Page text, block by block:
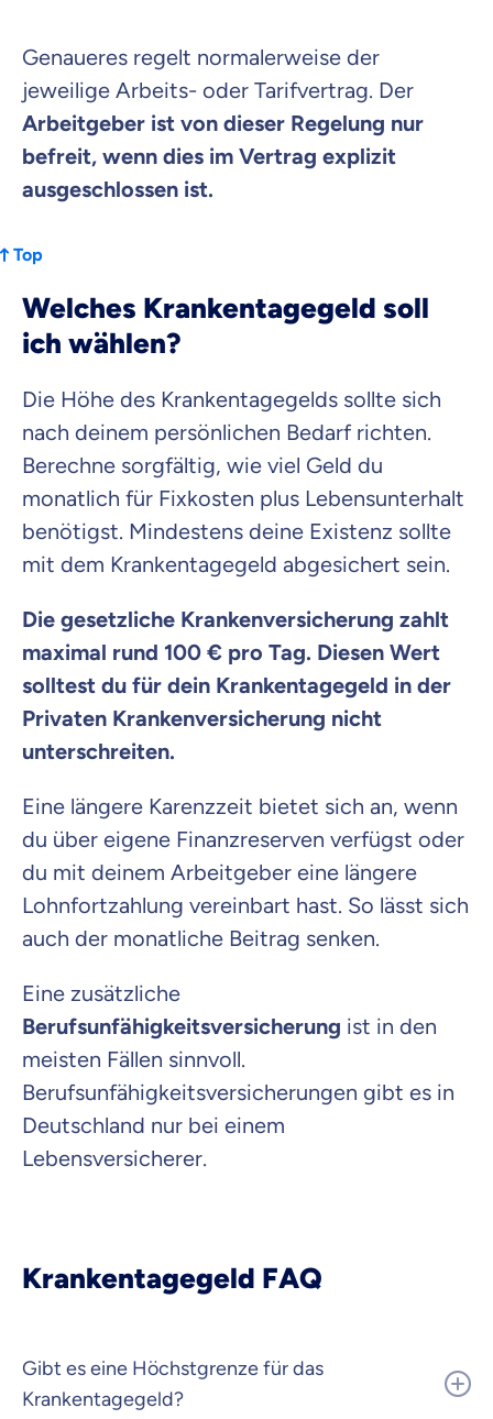
Genaueres regelt normalerweise der
jeweilige Arbeits- oder Tarifvertrag. Der
Arbeitgeber ist von dieser Regelung nur
befreit, wenn dies im Vertrag explizit
ausgeschlossen ist.
Top
Welches Krankentagegeld soll
ich wählen?
Die Höhe des Krankentagegelds sollte sich
nach deinem persönlichen Bedarf richten.
Berechne sorgfältig, wie viel Geld du
monatlich für Fixkosten plus Lebensunterhalt
benötigst. Mindestens deine Existenz sollte
mit dem Krankentagegeld abgesichert sein.
Die gesetzliche Krankenversicherung zahlt
maximal rund 100 € pro Tag. Diesen Wert
solltest du für dein Krankentagegeld in der
Privaten Krankenversicherung nicht
unterschreiten.
Eine längere Karenzzeit bietet sich an, wenn
du über eigene Finanzreserven verfügst oder
du mit deinem Arbeitgeber eine längere
Lohnfortzahlung vereinbart hast. So lässt sich
auch der monatliche Beitrag senken.
Eine zusätzliche
Berufsunfähigkeitsversicherung ist in den
meisten Fällen sinnvoll.
Berufsunfähigkeitsversicherungen gibt es in
Deutschland nur bei einem
Lebensversicherer.
Krankentagegeld FAQ
Gibt es eine Höchstgrenze für das
Krankentagegeld?